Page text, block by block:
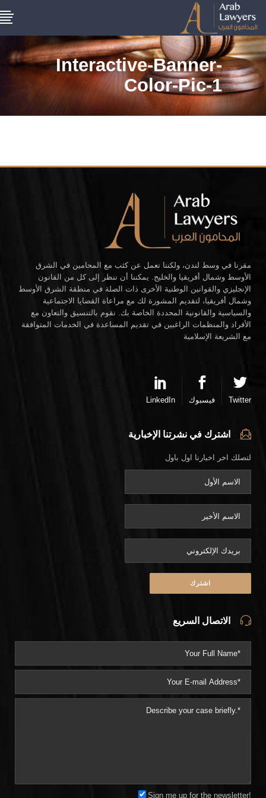
Interactive-Banner-
Color-Pic-1
مقرنا في وسط لندن، ولكننا نعمل عن كثب مع المحامين في الشرق
الأوسط وشمال أفريقيا والخليج. يمكننا أن ننظر إلى كل من القانون
الإنجليزي والقوانين الوطنية الأخرى ذات الصلة في منطقة الشرق الأوسط
وشمال أفريقيا، لتقديم المشورة لك مع مراعاة القضايا الاجتماعية
والسياسية والقانونية المحددة الخاصة بك. نقوم بالتنسيق والتعاون مع
الأفراد والمنظمات الراغبين في تقديم المساعدة في الخدمات المتوافقة
مع الشريعة الإسلامية
Twitter فيسبوك LinkedIn
اشترك في نشرتنا الإخبارية
لتصلك اخر اخبارنا اول باول
الاتصال السريع
Sign me up for the newsletter!